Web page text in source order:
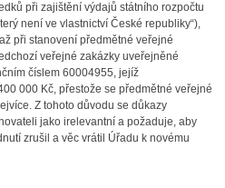
při zajištění výdajů státního rozpočtu
není ve vlastnictví České republiky“),
při stanovení předmětné veřejné
veřejné zakázky uveřejněné
číslem 60004955, jejíž
000 Kč, přestože se předmětné veřejné
Z tohoto důvodu se důkazy
jako irelevantní a požaduje, aby
zrušil a věc vrátil Úřadu k novému